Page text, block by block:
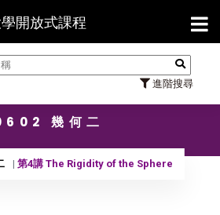
開放式課程
進階搜尋
【
幾何二
第4講 The Rigidity of the Sphere